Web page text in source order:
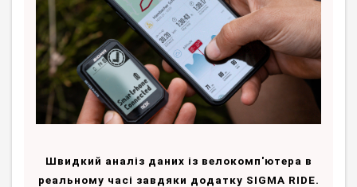
Швидкий аналіз даних із велокомп'ютера в
реальному часі завдяки додатку SIGMA RIDE.